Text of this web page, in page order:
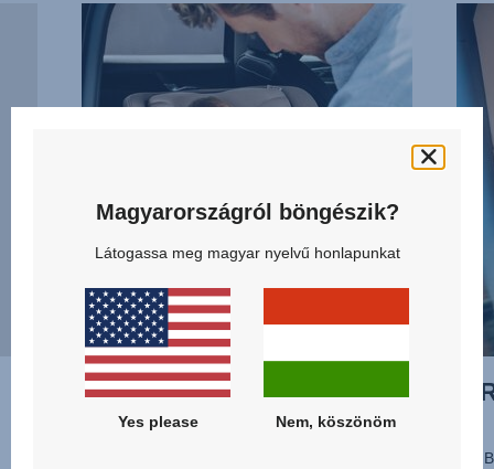
KÖNNYŰ
BECSATOLÁS,
1/13
KÖNNYŰ
BECSATOLÁS
HELY
Magyarországról böngészik?
Látogassa meg magyar nyelvű honlapunkat
Yes please Nem, köszönöm